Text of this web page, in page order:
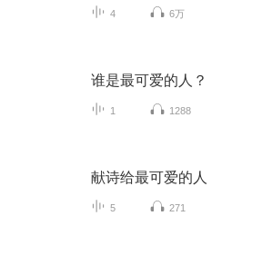
4 6万
谁是最可爱的人？
1 1288
献诗给最可爱的人
5 271